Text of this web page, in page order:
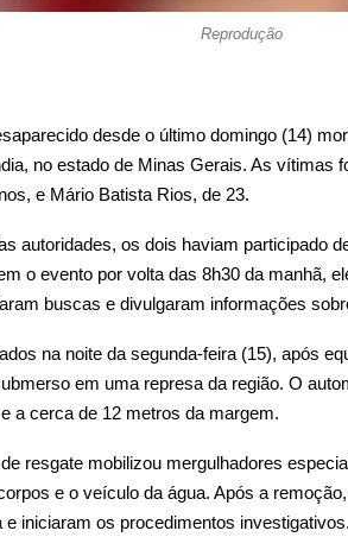
Reprodução
desde o último domingo (14)
no estado de Minas Gerais. As vítimas
e Mário Batista Rios, de 23.
autoridades, os dois haviam participado
o evento por volta das 8h30 da manhã,
buscas e divulgaram informações
na noite da segunda-feira (15), após
em uma represa da região. O
a cerca de 12 metros da margem.
resgate mobilizou mergulhadores
e o veículo da água. Após a
iniciaram os procedimentos investigativos.